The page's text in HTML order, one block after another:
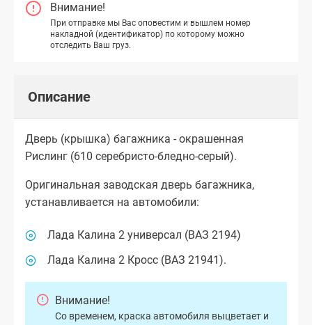
Внимание!
При отправке мы Вас оповестим и вышлем номер
накладной (идентификатор) по которому можно
отследить Ваш груз.
Описание
Дверь (крышка) багажника - окрашенная
Рислинг (610 серебристо-бледно-серый).
Оригинальная заводская дверь багажника,
устанавливается на автомобили:
Лада Калина 2 универсал (ВАЗ 2194)
Лада Калина 2 Кросс (ВАЗ 21941).
Внимание!
Со временем, краска автомобиля выцветает и